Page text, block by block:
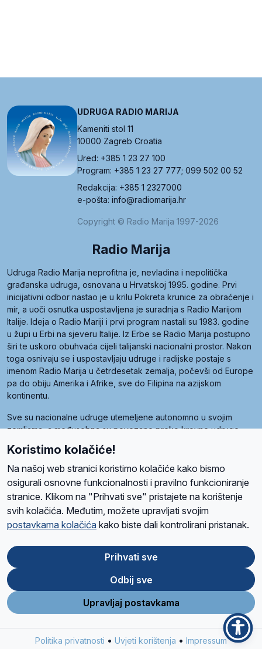
UDRUGA RADIO MARIJA
Kameniti stol 11
10000 Zagreb Croatia
Ured: +385 1 23 27 100
Program: +385 1 23 27 777; 099 502 00 52
Redakcija: +385 1 2327000
e-pošta: info@radiomarija.hr
Copyright © Radio Marija 1997-2026
Radio Marija
Udruga Radio Marija neprofitna je, nevladina i nepolitička
građanska udruga, osnovana u Hrvatskoj 1995. godine. Prvi
inicijativni odbor nastao je u krilu Pokreta krunice za obraćenje i
mir, a uoči osnutka uspostavljena je suradnja s Radio Marijom
Italije. Ideja o Radio Mariji i prvi program nastali su 1983. godine
u župi u Erbi na sjeveru Italije. Iz Erbe se Radio Marija postupno
širi te uskoro obuhvaća cijeli talijanski nacionalni prostor. Nakon
toga osnivaju se i uspostavljaju udruge i radijske postaje s
imenom Radio Marija u četrdesetak zemalja, počevši od Europe
pa do obiju Amerika i Afrike, sve do Filipina na azijskom
kontinentu.
Sve su nacionalne udruge utemeljene autonomno u svojim
zemljama, a međusobna su povezane preko krovne udruge
pod nazivom Svjetska obitelj Radio Marije (World Family of
Radio Maria). Svjetsku obitelj utemeljilo je sedam članica, među
kojima je i hrvatska Udruga Radio Marija.
O namaRadio ProgramVolonteriPrijateljiKontaktPravila privatnosti
Ova stranica je zaštićena Google reCAPTCHA sustavom
Store
Google
Play
Koristimo kolačiće!
Na našoj web stranici koristimo kolačiće kako bismo
osigurali osnovne funkcionalnosti i pravilno funkcioniranje
stranice. Klikom na "Prihvati sve" pristajete na korištenje
svih kolačića. Međutim, možete upravljati svojim
postavkama kolačića kako biste dali kontrolirani pristanak.
Prihvati sve
Odbij sve
Upravljaj postavkama
Politika privatnosti • Uvjeti korištenja • Impressum